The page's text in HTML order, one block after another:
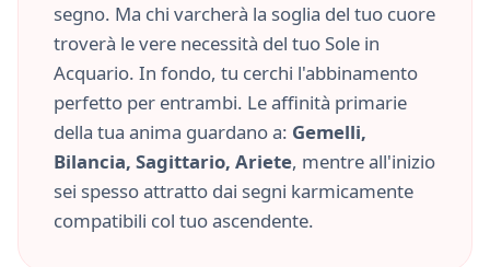
segno. Ma chi varcherà la soglia del tuo cuore
troverà le vere necessità del tuo Sole in
Acquario. In fondo, tu cerchi l'abbinamento
perfetto per entrambi. Le affinità primarie
della tua anima guardano a: Gemelli,
Bilancia, Sagittario, Ariete, mentre all'inizio
sei spesso attratto dai segni karmicamente
compatibili col tuo ascendente.